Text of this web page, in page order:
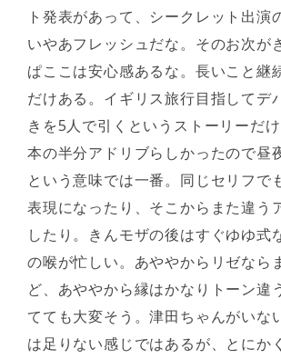
ト発表があって、シークレット出演
いやあフレッシュだな。そのお次が
ぱここは安心感あるな。長いこと継
だけある。イギリス旅行目指してデ
きを5人で引くというストーリーだ
本の半分アドリブらしかったので昼
という意味では一番。同じセリフで
表現になったり、そこからまた違う
したり。きんモザの後はすぐゆゆ式
の喉が忙しい。あややからリゼなら
ど、あややから縁はかなりトーン違
てても大変そう。津田ちゃんがいな
は足りない感じではあるが、とにか